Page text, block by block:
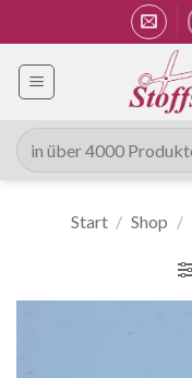
Inhalt
springen
Suche
nach:
Start / Shop /